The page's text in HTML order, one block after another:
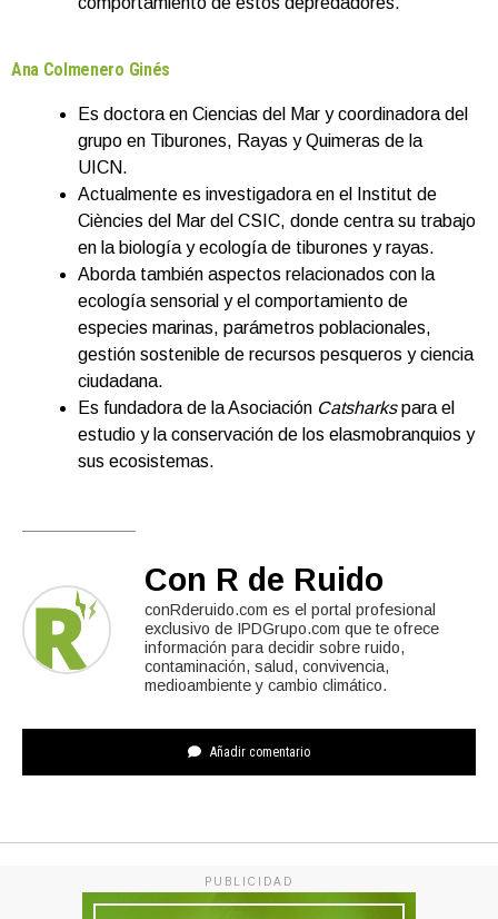
Ana Colmenero Ginés
Es doctora en Ciencias del Mar y coordinadora del
grupo en Tiburones, Rayas y Quimeras de la
UICN.
Actualmente es investigadora en el Institut de
Ciències del Mar del CSIC, donde centra su trabajo
en la biología y ecología de tiburones y rayas.
Aborda también aspectos relacionados con la
ecología sensorial y el comportamiento de
especies marinas, parámetros poblacionales,
gestión sostenible de recursos pesqueros y ciencia
ciudadana.
Es fundadora de la Asociación Catsharkspara el
estudio y la conservación de los elasmobranquios y
sus ecosistemas.
Con R de Ruido
conRderuido.com es el portal profesional
exclusivo de IPDGrupo.com que te ofrece
información para decidir sobre ruido,
contaminación, salud, convivencia,
medioambiente y cambio climático.
Añadir comentario
PUBLICIDAD